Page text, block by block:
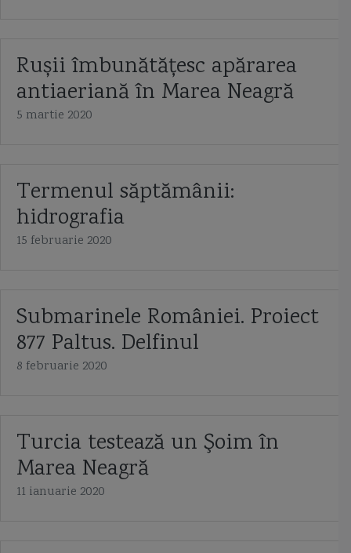
Rușii îmbunătățesc apărarea
antiaeriană în Marea Neagră
5 martie 2020
Termenul săptămânii:
hidrografia
15 februarie 2020
Submarinele României. Proiect
877 Paltus. Delfinul
8 februarie 2020
Turcia testează un Şoim în
Marea Neagră
11 ianuarie 2020